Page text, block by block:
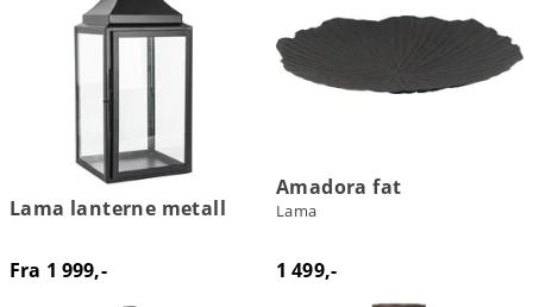
Lama lanterne metall
Fra 1 999,-
Amadora fat
Lama
1 499,-